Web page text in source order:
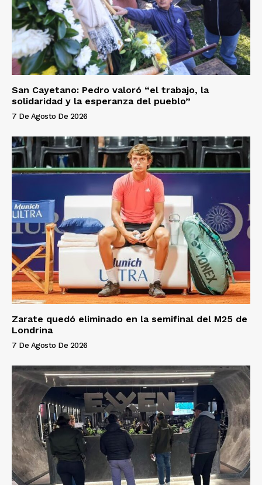
San Cayetano: Pedro valoró “el trabajo, la
solidaridad y la esperanza del pueblo”
7 De Agosto De 2026
Zarate quedó eliminado en la semifinal del M25 de
Londrina
7 De Agosto De 2026